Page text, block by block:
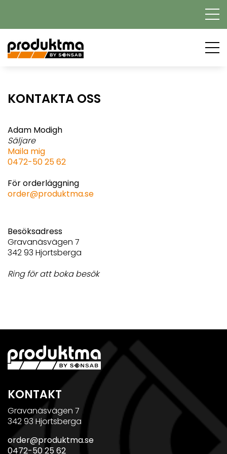
KONTAKTA OSS
Adam Modigh
Säljare
Maila mig
0472-50 25 62
För orderläggning
order@produktma.se
Besöksadress
Gravanäsvägen 7
342 93 Hjortsberga
Ring för att boka besök
KONTAKT
Gravanäsvägen 7
342 93 Hjortsberga
order@produktma.se
0472-50 25 62